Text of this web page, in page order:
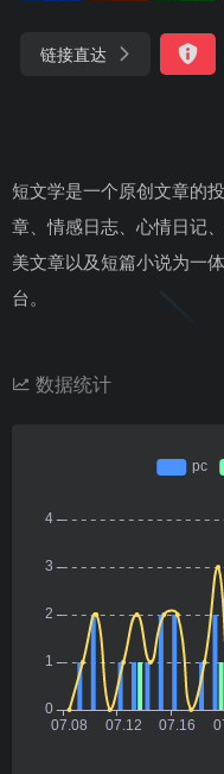
链接直达
短文学是一个原创文章的
章、情感日志、心情日记
美文章以及短篇小说为一
台。
数据统计